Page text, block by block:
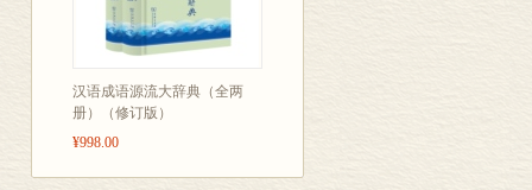
汉语成语源流大辞典（全两
册）（修订版）
¥998.00